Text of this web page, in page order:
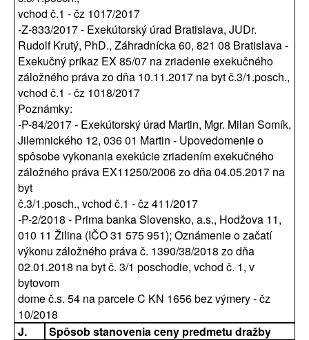
vchod č.1 - čz 1017/2017
-Z-833/2017 - Exekútorský úrad Bratislava, JUDr.
Rudolf Krutý, PhD., Záhradnícka 60, 821 08 Bratislava -
Exekučný príkaz EX 85/07 na zriadenie exekučného
záložného práva zo dňa 10.11.2017 na byt č.3/1.posch.,
vchod č.1 - čz 1018/2017
Poznámky:
-P-84/2017 - Exekútorský úrad Martin, Mgr. Milan Somík,
Jilemnického 12, 036 01 Martin - Upovedomenie o
spôsobe vykonania exekúcie zriadením exekučného
záložného práva EX11250/2006 zo dňa 04.05.2017 na
byt
č.3/1.posch., vchod č.1 - čz 411/2017
-P-2/2018 - Prima banka Slovensko, a.s., Hodžova 11,
010 11 Žilina (IČO 31 575 951); Oznámenie o začatí
výkonu záložného práva č. 1390/38/2018 zo dňa
02.01.2018 na byt č. 3/1 poschodie, vchod č. 1, v
bytovom
dome č.s. 54 na parcele C KN 1656 bez výmery - čz
10/2018
J.
Spôsob stanovenia ceny predmetu dražby